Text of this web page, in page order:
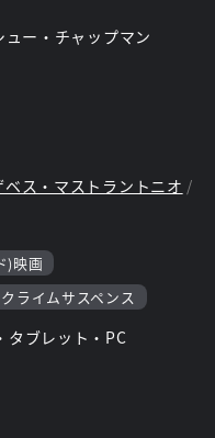
ュー・チャップマン
ス・マストラントニオ
)映画
クライムサスペンス
タブレット・PC